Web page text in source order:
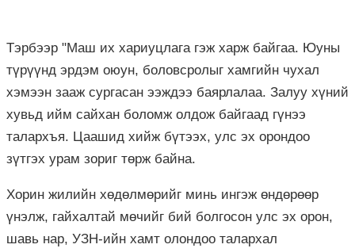
Тэрбээр "Маш их хариуцлага гэж харж байгаа. Юуны
түрүүнд эрдэм оюун, боловсролыг хамгийн чухал
хэмээн зааж сургасан ээждээ баярлалаа. Залуу хүний
хувьд ийм сайхан боломж олдож байгаад гүнээ
талархъя. Цаашид хийж бүтээх, улс эх орондоо
зүтгэх урам зориг төрж байна.
Хорин жилийн хөдөлмөрийг минь ингэж өндөрөөр
үнэлж, гайхалтай мөчийг бий болгосон улс эх орон,
шавь нар, УЗН-ийн хамт олондоо талархал